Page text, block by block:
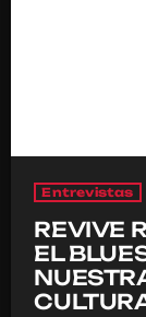
Entrevistas
REVIVE
EL